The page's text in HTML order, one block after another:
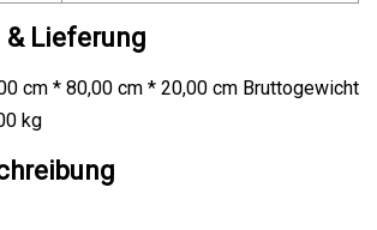
Lieferung
cm * 80,00 cm * 20,00 cm Bruttogewicht
kg